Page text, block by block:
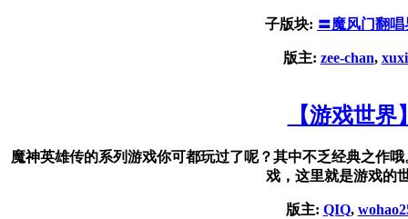
子版块: 〓魔风门翻唱
版主: zee-chan,
【游戏世界
魔神英雄传的系列游戏你可都玩过了呢？其中不乏经典之作
戏，这里就是游戏的
版主: QIQ,